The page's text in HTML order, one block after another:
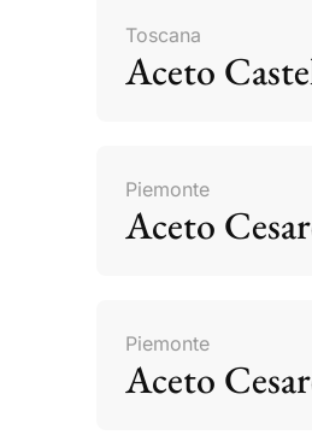
Toscana
Aceto
Piemonte
Aceto
Piemonte
Aceto